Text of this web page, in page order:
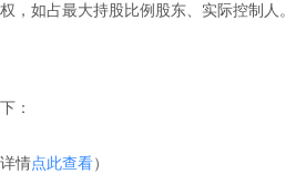
，如占最大持股比例股东、实际控制人。
：
情点此查看）